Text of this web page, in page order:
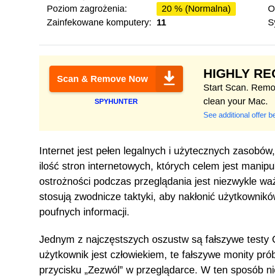
Poziom zagrożenia:
20 % (Normalna)
Zainfekowane komputery: 11
Scan & Remove Now
SPYHUNTER
HIGHLY
Start Scan.
clean your Mac.
See additional offer
Internet jest pełen legalnych i użytecznych
ilość stron internetowych, których celem jest
ostrożności podczas przeglądania jest niezwykle
stosują zwodnicze taktyki, aby nakłonić
poufnych informacji.
Jednym z najczęstszych oszustw są fałszywe
użytkownik jest człowiekiem, te fałszywe monity
przycisku „Zezwól” w przeglądarce. W ten sposób